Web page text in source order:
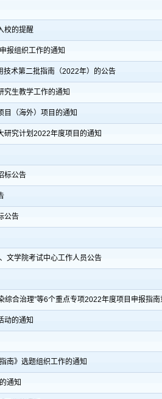
校的提醒
报组织工作的通知
技术第二批指南（2022年）的公告
究生教学工作的通知
目（海外）项目的通知
研究计划2022年度项目的通知
标公告
公告
文学院考试中心工作人员公告
合治理”等6个重点专项2022年度项目申报指南
动的通知
南》选题组织工作的通知
通知